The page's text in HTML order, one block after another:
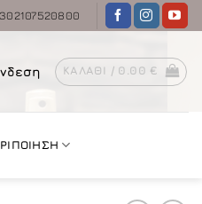
ΚΑΛΆΘΙ / 0.00 €